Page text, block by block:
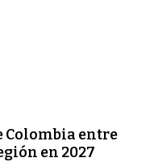
Colombia entre
en 2027